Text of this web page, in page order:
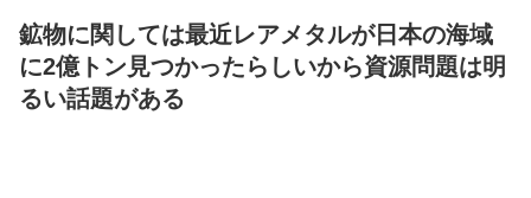
鉱物に関しては最近レアメタルが日本の海域
に2億トン見つかったらしいから資源問題は明
るい話題がある